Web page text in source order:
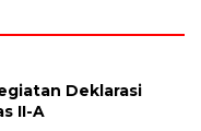
Deklarasi
II-A